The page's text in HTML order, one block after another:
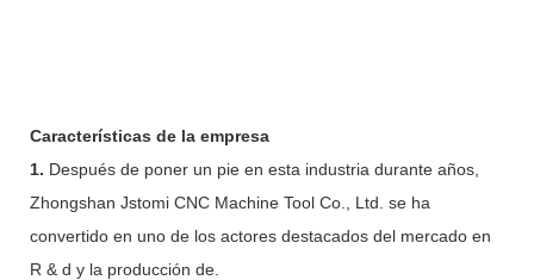
Características de la empresa
1. Después de poner un pie en esta industria durante años,
Zhongshan Jstomi CNC Machine Tool Co., Ltd. se ha
convertido en uno de los actores destacados del mercado en
R & d y la producción de.